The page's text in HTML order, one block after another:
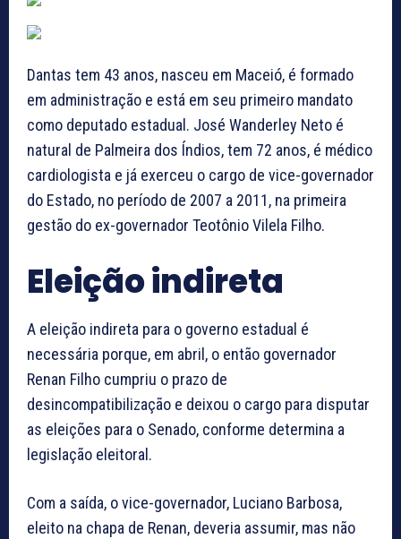
Dantas tem 43 anos, nasceu em Maceió, é formado
em administração e está em seu primeiro mandato
como deputado estadual. José Wanderley Neto é
natural de Palmeira dos Índios, tem 72 anos, é médico
cardiologista e já exerceu o cargo de vice-governador
do Estado, no período de 2007 a 2011, na primeira
gestão do ex-governador Teotônio Vilela Filho.
Eleição indireta
A eleição indireta para o governo estadual é
necessária porque, em abril, o então governador
Renan Filho cumpriu o prazo de
desincompatibilização e deixou o cargo para disputar
as eleições para o Senado, conforme determina a
legislação eleitoral.
Com a saída, o vice-governador, Luciano Barbosa,
eleito na chapa de Renan, deveria assumir, mas não